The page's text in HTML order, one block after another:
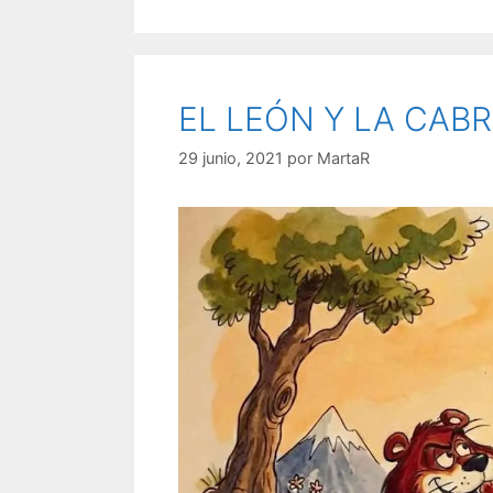
EL LEÓN Y LA
29 junio, 2021 por MartaR